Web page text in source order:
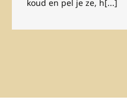
koud en pel je ze, h[...]